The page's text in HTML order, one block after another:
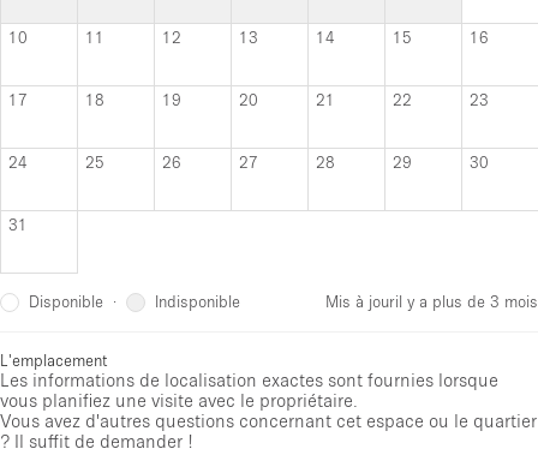
10 11 12 13 14 15 16
17 18 19 20 21 22 23
24 25 26 27 28 29 30
31
Disponible · Indisponible Mis à jouril y a plus de 3 mois
L'emplacement
Les informations de localisation exactes sont fournies lorsque
vous planifiez une visite avec le propriétaire.
Vous avez d'autres questions concernant cet espace ou le quartier
? Il suffit de demander !